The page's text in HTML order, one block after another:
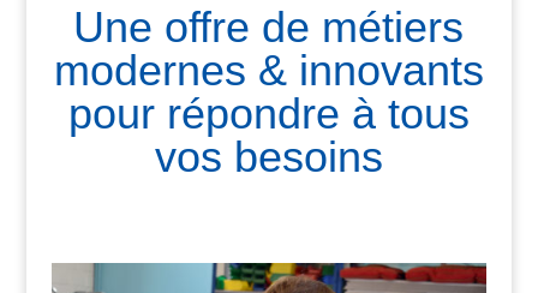
Une offre de métiers
modernes & innovants
pour répondre à tous
vos besoins